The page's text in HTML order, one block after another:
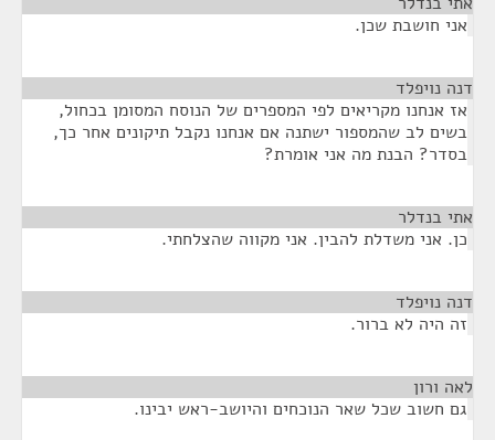
אני חושבת שכן.
דנה נויפלד
אז אנחנו מקריאים לפי המספרים של הנוסח המסומן בכחול,
בשים לב שהמספור ישתנה אם אנחנו נקבל תיקונים אחר כך,
בסדר? הבנת מה אני אומרת?
אתי בנדלר
כן. אני משדלת להבין. אני מקווה שהצלחתי.
דנה נויפלד
זה היה לא ברור.
לאה ורון
גם חשוב שכל שאר הנוכחים והיושב-ראש יבינו.